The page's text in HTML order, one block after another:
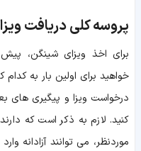
پروسه کلی دریافت
برای اخذ ویزای شینگن،
خواهید برای اولین بار به
درخواست ویزا و پیگیری های
کنید. لازم به ذکر است که
موردنظر، می توانند آزادانه